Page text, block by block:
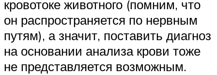
кровотоке животного (помним, что
он распространяется по нервным
путям), а значит, поставить диагноз
на основании анализа крови тоже
не представляется возможным.